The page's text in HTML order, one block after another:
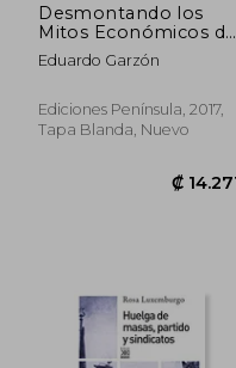
Desmontando los
Mitos Económicos de
la Derecha Española:
Guía Para que no te la
Eduardo Garzón
Ediciones Península, 2017,
Tapa Blanda, Nuevo